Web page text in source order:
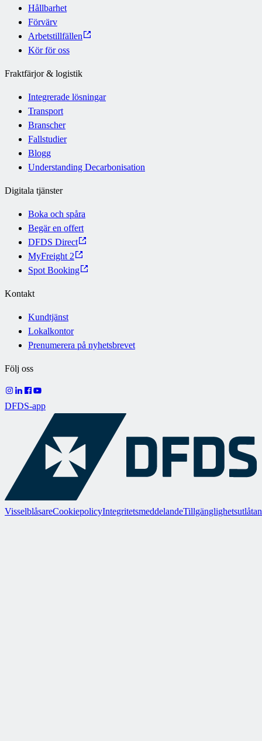
Hållbarhet
Förvärv
Arbetstillfällen
Kör för oss
Fraktfärjor & logistik
Integrerade lösningar
Transport
Branscher
Fallstudier
Blogg
Understanding Decarbonisation
Digitala tjänster
Boka och spåra
Begär en offert
DFDS Direct
MyFreight 2
Spot Booking
Kontakt
Kundtjänst
Lokalkontor
Prenumerera på nyhetsbrevet
Följ oss
DFDS-app
VisselblåsareCookiepolicyIntegritetsmeddelande